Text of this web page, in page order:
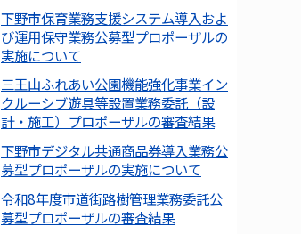
下野市保育業務支援システム導入およ
び運用保守業務公募型プロポーザルの
実施について
三王山ふれあい公園機能強化事業イン
クルーシブ遊具等設置業務委託（設
計・施工）プロポーザルの審査結果
下野市デジタル共通商品券導入業務公
募型プロポーザルの実施について
令和8年度市道街路樹管理業務委託公
募型プロポーザルの審査結果